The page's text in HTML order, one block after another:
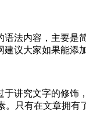
内容，主要是简
议大家如果能添
究文字的修饰，
只有在文章拥有